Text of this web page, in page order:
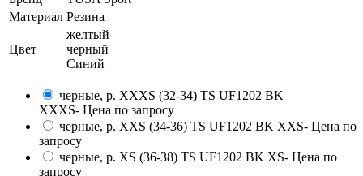
Материал Резина
Цвет
желтый
черный
Синий
черные, р. XXXS (32-34) TS UF1202 BK
XXXS- Цена по запросу
черные, р. XXS (34-36) TS UF1202 BK XXS- Цена по
запросу
черные, р. XS (36-38) TS UF1202 BK XS- Цена по
запросу